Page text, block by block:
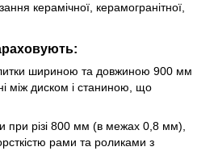
керамічної, керамогранітної,
шириною та довжиною 900 мм
між диском і станиною, що
при різі 800 мм (в межах 0,8 мм),
рами та роликами з